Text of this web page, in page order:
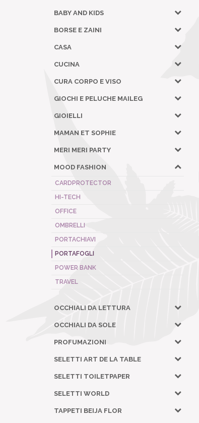
BABY AND KIDS
BORSE E ZAINI
CASA
CUCINA
CURA CORPO E VISO
GIOCHI E PELUCHE MAILEG
GIOIELLI
MAMAN ET SOPHIE
MERI MERI PARTY
MOOD FASHION
CARDPROTECTOR
HI-TECH
OFFICE
OMBRELLI
PORTACHIAVI
PORTAFOGLI
POWER BANK
TRAVEL
OCCHIALI DA LETTURA
OCCHIALI DA SOLE
PROFUMAZIONI
SELETTI ART DE LA TABLE
SELETTI TOILETPAPER
SELETTI WORLD
TAPPETI BEIJA FLOR